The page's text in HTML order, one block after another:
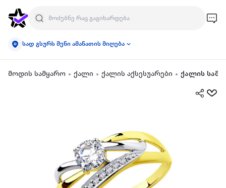
სად გსურს შენი ამანათის მიღება
მოდის სამყარო ქალი ქალის აქსესუარები ქალის